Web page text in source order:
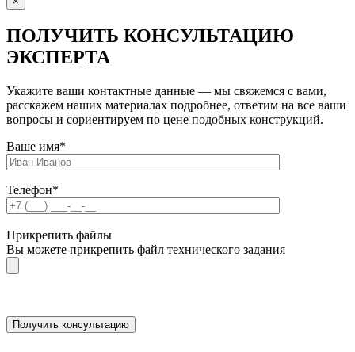
ПОЛУЧИТЬ КОНСУЛЬТАЦИЮ
ЭКСПЕРТА
Укажите ваши контактные данные — мы свяжемся с вами,
расскажем наших материалах подробнее, ответим на все ваши
вопросы и сориентируем по цене подобных конструкций.
Ваше имя*
Телефон*
Прикрепить файлы
Вы можете прикрепить файл технического задания